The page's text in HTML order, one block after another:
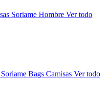
Soriame Hombre Ver todo
Soriame Bags Camisas Ver todo